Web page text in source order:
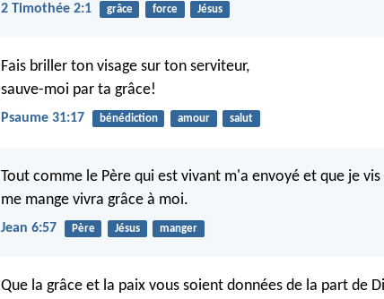
2 Timothée 2:1 grâce force Jésus
Fais briller ton visage sur ton serviteur,
sauve-moi par ta grâce!
Psaume 31:17 bénédiction amour salut
Tout comme le Père qui est vivant m'a envoyé et que je
me mange vivra grâce à moi.
Jean 6:57 Père Jésus manger
Que la grâce et la paix vous soient données de la part de